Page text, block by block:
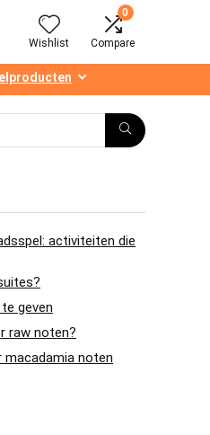
Wishlist
0
Compare
activiteiten die
geven
raw noten?
noten